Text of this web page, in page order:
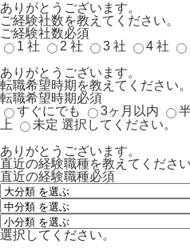
ありがとうございます。
ご経験社数を教えてください。
ご経験社数必須
1 社
2 社 3 社 4 社
ありがとうございます。
転職希望時期を教えてください。
転職希望時期必須
すぐにでも
3ヶ月以内
上
未定 選択してください。
ありがとうございます。
直近の経験職種を教えてください
直近の経験職種必須
選択してください。